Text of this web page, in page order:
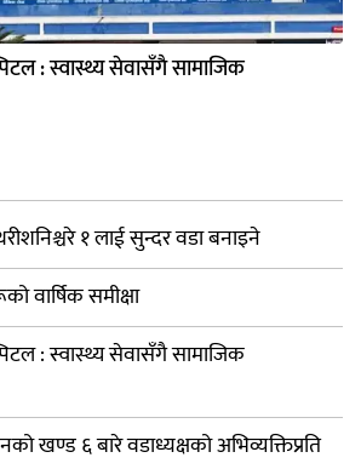
: स्वास्थ्य सेवासँगै सामाजिक
१ लाई सुन्दर वडा बनाइने
वार्षिक समीक्षा
: स्वास्थ्य सेवासँगै सामाजिक
खण्ड ६ बारे वडाध्यक्षको अभिव्यक्तिप्रति